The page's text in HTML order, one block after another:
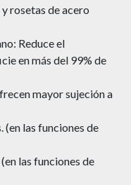
rosetas de acero
Reduce el
en más del 99% de
mayor sujeción a
(en las funciones de
las funciones de